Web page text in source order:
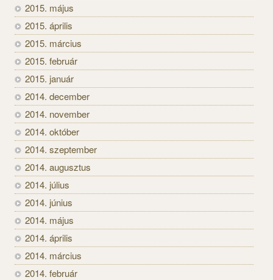
2015. május
2015. április
2015. március
2015. február
2015. január
2014. december
2014. november
2014. október
2014. szeptember
2014. augusztus
2014. július
2014. június
2014. május
2014. április
2014. március
2014. február